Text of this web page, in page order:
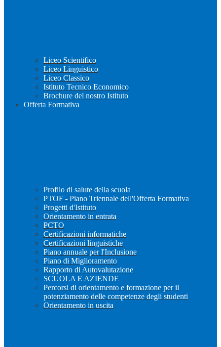
Liceo Scientifico
Liceo Linguistico
Liceo Classico
Istituto Tecnico Economico
Brochure del nostro Istituto
Offerta Formativa
Profilo di salute della scuola
PTOF - Piano Triennale dell'Offerta Formativa
Progetti d'Istituto
Orientamento in entrata
PCTO
Certificazioni informatiche
Certificazioni linguistiche
Piano annuale per l'Inclusione
Piano di Miglioramento
Rapporto di Autovalutazione
SCUOLA E AZIENDE
Percorsi di orientamento e formazione per il
potenziamento delle competenze degli studenti
Orientamento in uscita